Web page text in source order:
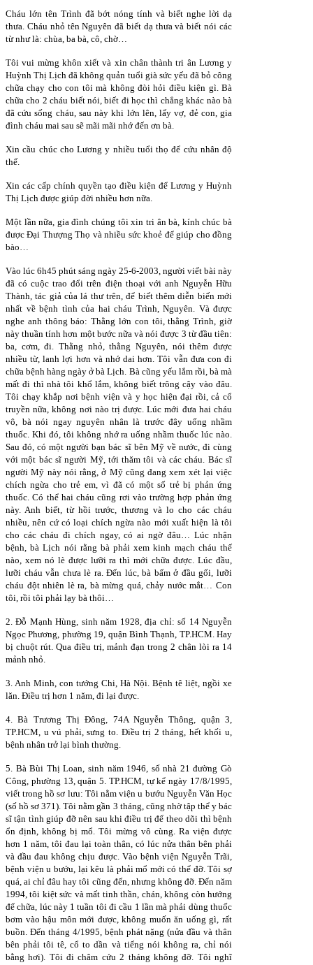
Cháu lớn tên Trình đã bớt nóng tính và biết nghe lời dạ
thưa. Cháu nhỏ tên Nguyên đã biết dạ thưa và biết nói các
từ như là: chùa, ba bà, cô, chờ…
Tôi vui mừng khôn xiết và xin chân thành tri ân Lương y
Huỳnh Thị Lịch đã không quản tuổi già sức yếu đã bỏ công
chữa chạy cho con tôi mà không đòi hỏi điều kiện gì. Bà
chữa cho 2 cháu biết nói, biết đi học thì chẳng khác nào bà
đã cứu sống cháu, sau này khi lớn lên, lấy vợ, đẻ con, gia
đình cháu mai sau sẽ mãi mãi nhớ đến ơn bà.
Xin cầu chúc cho Lương y nhiều tuổi thọ để cứu nhân độ
thế.
Xin các cấp chính quyền tạo điều kiện để Lương y Huỳnh
Thị Lịch được giúp đời nhiều hơn nữa.
Một lần nữa, gia đình chúng tôi xin tri ân bà, kính chúc bà
được Đại Thượng Thọ và nhiều sức khoẻ để giúp cho đồng
bào…
Vào lúc 6h45 phút sáng ngày 25-6-2003, người viết bài này
đã có cuộc trao đổi trên điện thoại với anh Nguyễn Hữu
Thành, tác giả của lá thư trên, để biết thêm diễn biến mới
nhất về bệnh tình của hai cháu Trình, Nguyên. Và được
nghe anh thông báo: Thằng lớn con tôi, thằng Trình, giờ
này thuần tính hơn một bước nữa và nói được 3 từ đầu tiên:
ba, cơm, đi. Thằng nhỏ, thằng Nguyên, nói thêm được
nhiều từ, lanh lợi hơn và nhớ dai hơn. Tôi vẫn đưa con đi
chữa bệnh hàng ngày ở bà Lịch. Bà cũng yếu lắm rồi, bà mà
mất đi thì nhà tôi khổ lắm, không biết trông cậy vào đâu.
Tôi chạy khắp nơi bệnh viện và y học hiện đại rồi, cả cổ
truyền nữa, không nơi nào trị được. Lúc mới đưa hai cháu
vô, bà nói ngay nguyên nhân là trước đây uống nhầm
thuốc. Khi đó, tôi không nhớ ra uống nhầm thuốc lúc nào.
Sau đó, có một người bạn bác sĩ bên Mỹ về nước, đi cùng
với một bác sĩ người Mỹ, tới thăm tôi và các cháu. Bác sĩ
người Mỹ này nói rằng, ở Mỹ cũng đang xem xét lại việc
chích ngừa cho trẻ em, vì đã có một số trẻ bị phản ứng
thuốc. Có thể hai cháu cũng rơi vào trường hợp phản ứng
này. Anh biết, từ hồi trước, thương và lo cho các cháu
nhiều, nên cứ có loại chích ngừa nào mới xuất hiện là tôi
cho các cháu đi chích ngay, có ai ngờ đâu… Lúc nhận
bệnh, bà Lịch nói rằng bà phải xem kinh mạch cháu thế
nào, xem nó lè được lưỡi ra thì mới chữa được. Lúc đầu,
lưỡi cháu vẫn chưa lè ra. Đến lúc, bà bấm ở đầu gối, lưỡi
cháu đột nhiên lè ra, bà mừng quá, chảy nước mắt… Con
tôi, rồi tôi phải lạy bà thôi…
2. Đỗ Mạnh Hùng, sinh năm 1928, địa chỉ: số 14 Nguyễn
Ngọc Phương, phường 19, quận Bình Thạnh, TP.HCM. Hay
bị chuột rút. Qua điều trị, mảnh đạn trong 2 chân lòi ra 14
mảnh nhỏ.
3. Anh Minh, con tướng Chi, Hà Nội. Bệnh tê liệt, ngồi xe
lăn. Điều trị hơn 1 năm, đi lại được.
4. Bà Trương Thị Đông, 74A Nguyễn Thông, quận 3,
TP.HCM, u vú phải, sưng to. Điều trị 2 tháng, hết khối u,
bệnh nhân trở lại bình thường.
5. Bà Bùi Thị Loan, sinh năm 1946, số nhà 21 đường Gò
Công, phường 13, quận 5. TP.HCM, tự kể ngày 17/8/1995,
viết trong hồ sơ lưu: Tôi nằm viện u bướu Nguyễn Văn Học
(số hồ sơ 371). Tôi nằm gần 3 tháng, cũng nhờ tập thể y bác
sĩ tận tình giúp đỡ nên sau khi điều trị để theo dõi thì bệnh
ổn định, không bị mổ. Tôi mừng vô cùng. Ra viện được
hơn 1 năm, tôi đau lại toàn thân, có lúc nửa thân bên phải
và đầu đau không chịu được. Vào bệnh viện Nguyễn Trãi,
bệnh viện u bướu, lại kêu là phải mổ mới có thể đỡ. Tôi sợ
quá, ai chỉ đâu hay tôi cũng đến, nhưng không đỡ. Đến năm
1994, tôi kiệt sức và mất tinh thần, chán, không còn hướng
để chữa, lúc này 1 tuần tôi đi cầu 1 lần mà phải dùng thuốc
bơm vào hậu môn mới được, không muốn ăn uống gì, rất
buồn. Đến tháng 4/1995, bệnh phát nặng (nửa đầu và thân
bên phải tôi tê, cổ to dần và tiếng nói không ra, chỉ nói
bằng hơi). Tôi đi châm cứu 2 tháng không đỡ. Tôi nghĩ